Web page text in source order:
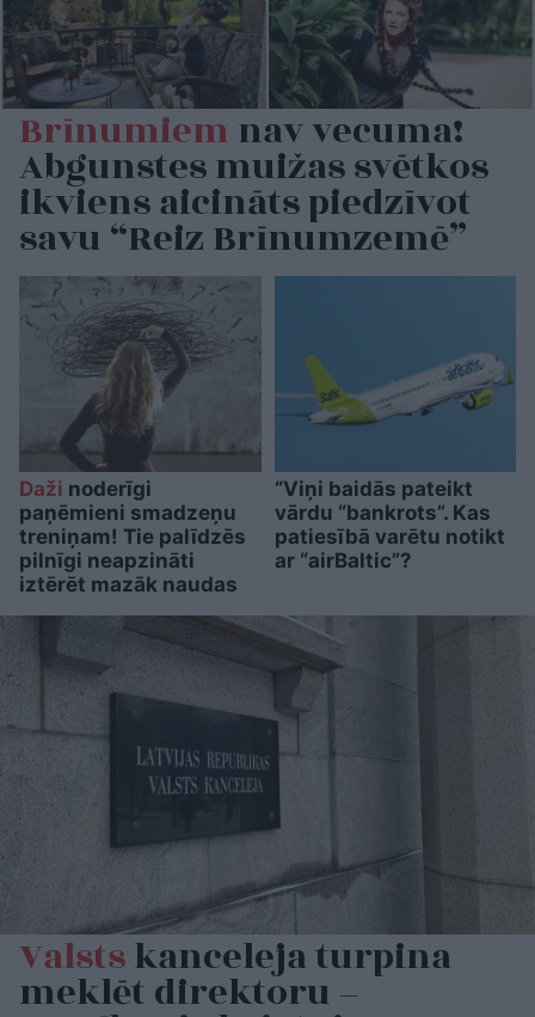
Brīnumiemnav vecuma!
Abgunstes muižas svētkos
ikviens aicināts piedzīvot
savu “Reiz Brīnumzemē”
Daži noderīgi
paņēmieni smadzeņu
treniņam! Tie palīdzēs
pilnīgi neapzināti
iztērēt mazāk naudas
“Viņi baidās pateikt
vārdu “bankrots”. Kas
patiesībā varētu notikt
ar “airBaltic”?
Valstskanceleja turpina
meklēt direktoru –